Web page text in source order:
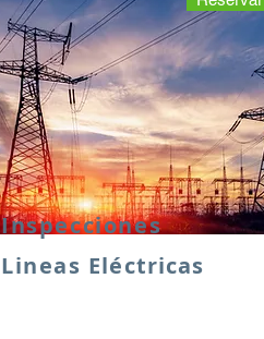
Inspecciones
Lineas Eléctricas